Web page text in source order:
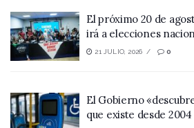
El próximo 20 de
irá a elecciones
21 JULIO, 2026 0
El Gobierno
que existe desde 2004